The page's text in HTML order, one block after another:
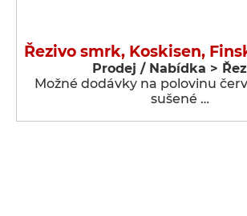
Řezivo smrk, Koskisen,
Prodej / Nabídka >
Možné dodávky na polovinu
sušené …